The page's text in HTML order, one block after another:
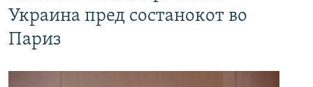
Премини
на
пребарување
ШТО ТРЕБА ДА ЗНАЕТЕ
ПРИЈАВИ СЕ ЗА ЊУЗЛЕТЕР
ПОДКАСТ ЗОШТО?
Украина пред состанокот во
Париз